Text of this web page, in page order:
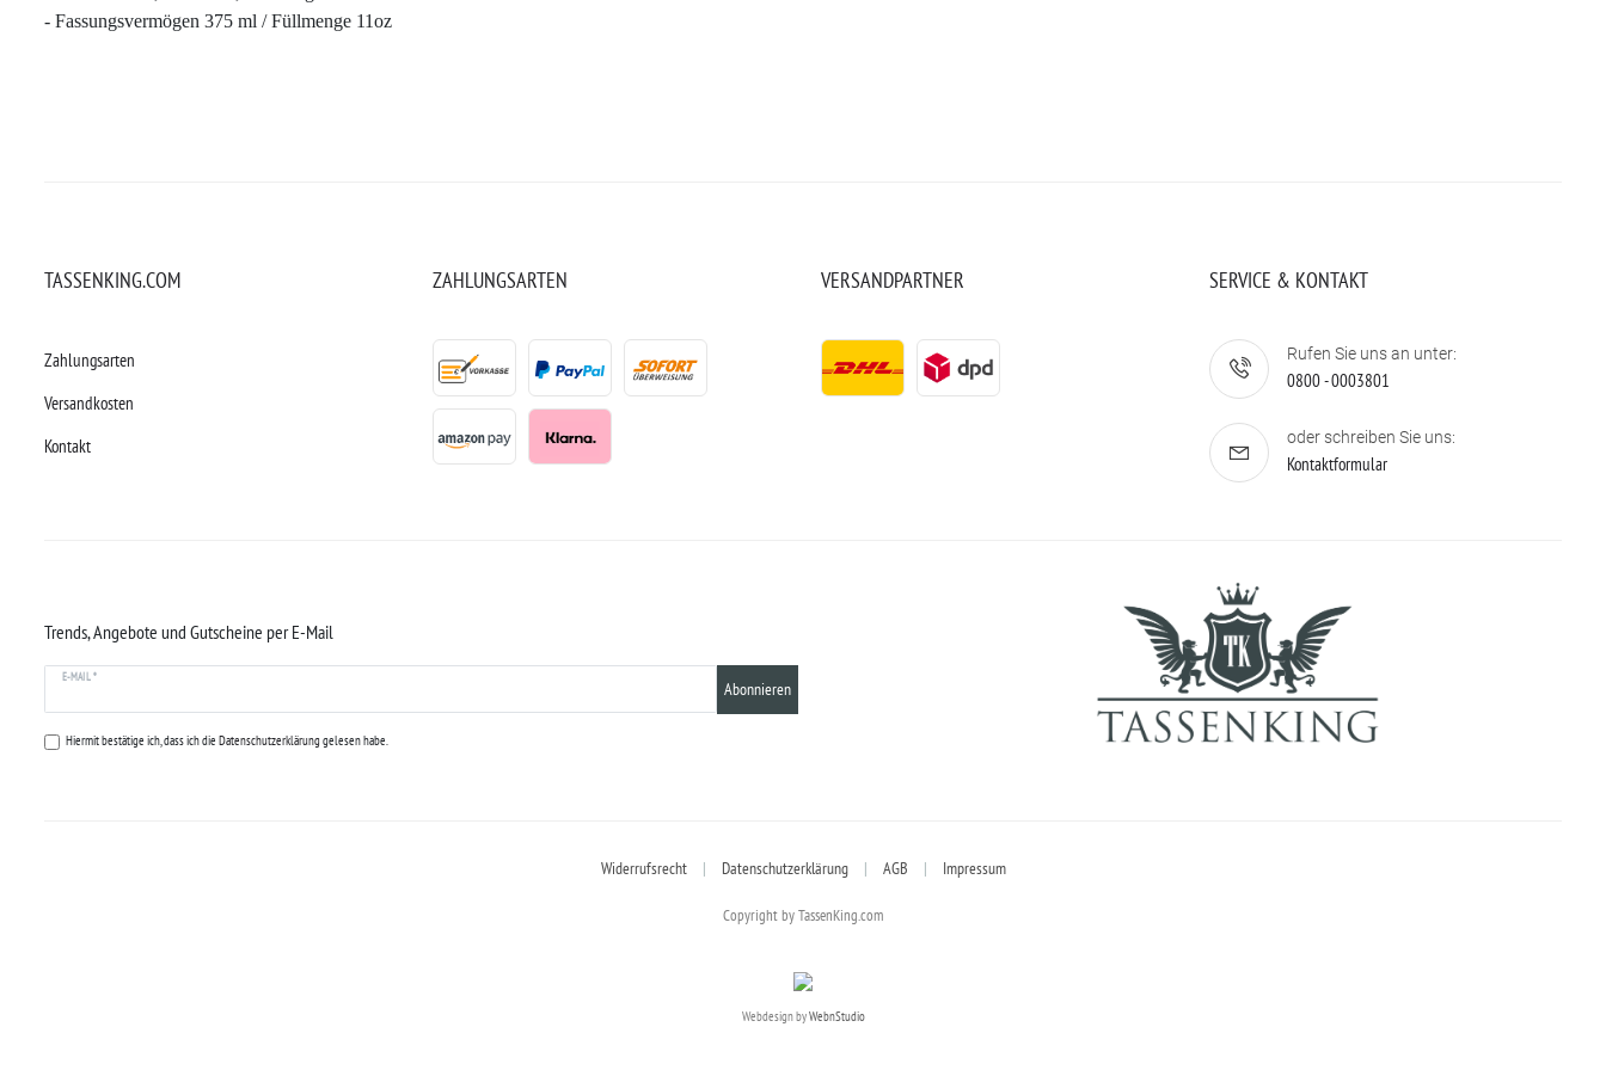
- Fassungsvermögen 375 ml / Füllmenge 11oz
TASSENKING.COM
Zahlungsarten
Versandkosten
Kontakt
ZAHLUNGSARTEN VERSANDPARTNER SERVICE & KONTAKT
Rufen Sie uns an unter:
0800 - 0003801
oder schreiben Sie uns:
Kontaktformular
Trends, Angebote und Gutscheine per E-Mail
E-MAIL *
Abonnieren
Hiermit bestätige ich, dass ich die Datenschutzerklärunggelesen habe.
Widerrufsrecht | Datenschutzerklärung | AGB | Impressum
Copyright by TassenKing.com
Webdesign byWebnStudio